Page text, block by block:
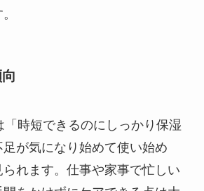
「時短できるのにしっかり保湿
が気になり始めて使い始め
れます。仕事や家事で忙しい